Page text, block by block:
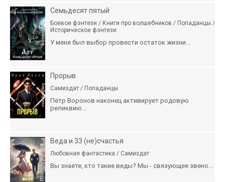
Семьдесят пятый
Боевое фэнтези / Книги про волшебников / Попаданцы /
Историческое фэнтези
У меня был выбор провести остаток жизни...
Прорыв
Самиздат / Попаданцы
Пётр Воронов наконец активирует родовую
реликвию...
Веда и 33 (не)счастья
Любовная фантастика / Самиздат
Вы знаете, кто такие веды? Мы - связующее звено...